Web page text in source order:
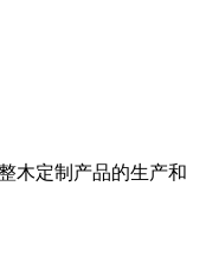
木定制产品的生产和